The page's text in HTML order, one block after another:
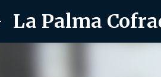
La Palma